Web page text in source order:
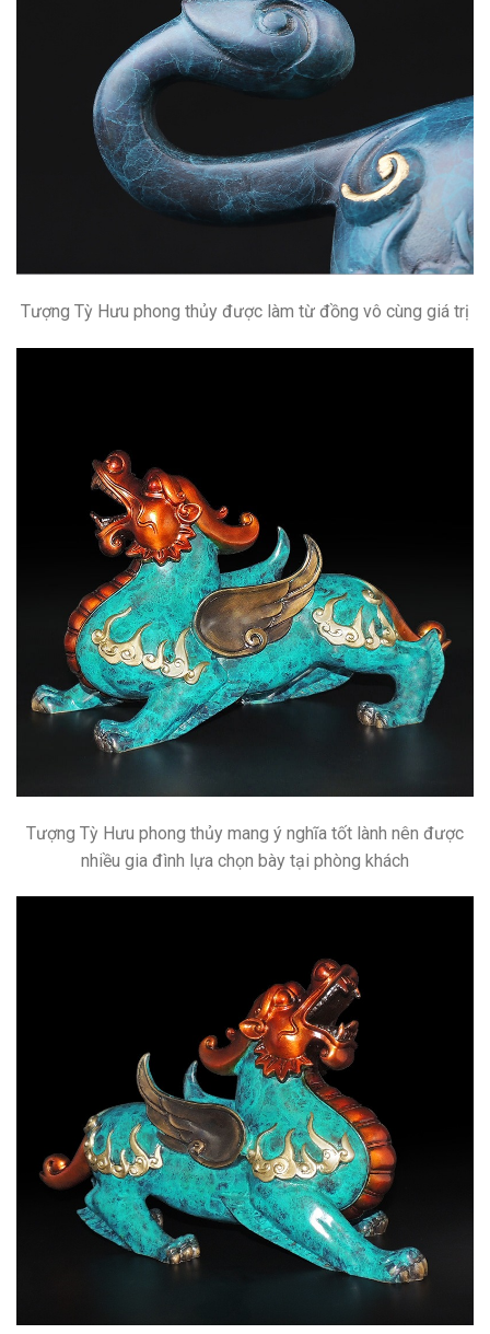
Tượng Tỳ Hưu phong thủy được làm từ đồng vô cùng giá trị
Tượng Tỳ Hưu phong thủy mang ý nghĩa tốt lành nên được
nhiều gia đình lựa chọn bày tại phòng khách